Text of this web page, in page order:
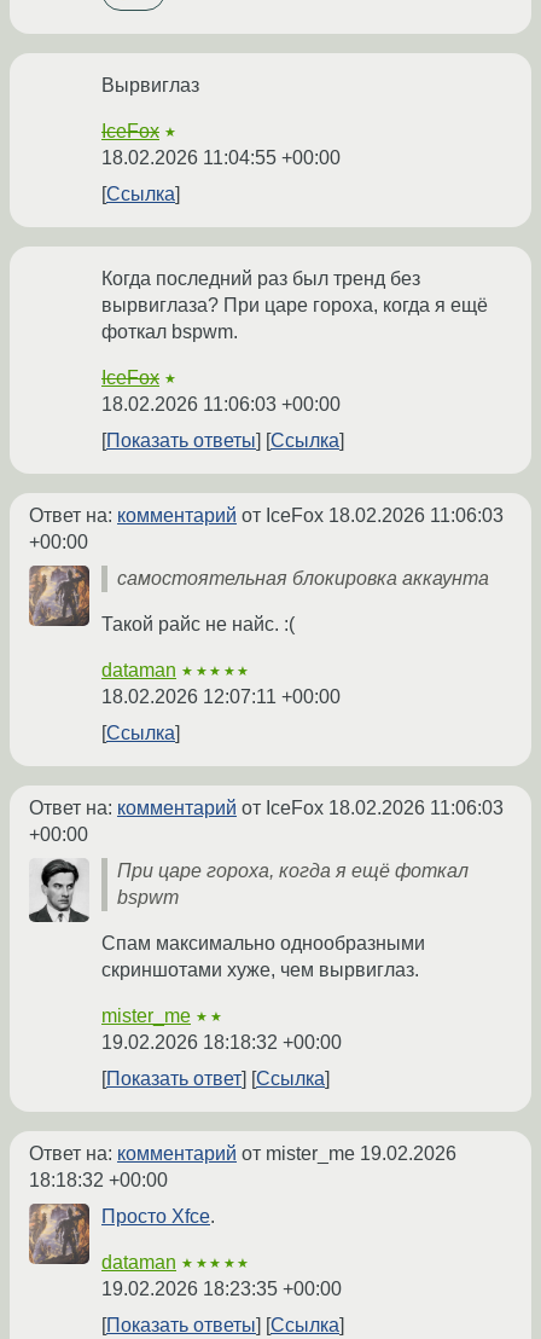
Вырвиглаз
IceFox ★
18.02.2026 11:04:55 +00:00
Ссылка
Когда последний раз был тренд без
вырвиглаза? При царе гороха, когда я ещё
фоткал bspwm.
IceFox ★
18.02.2026 11:06:03 +00:00
Показать ответы
Ссылка
Ответ на: комментарий от IceFox 18.02.2026 11:06:03
+00:00
самостоятельная блокировка аккаунта
Такой райс не найс. :(
dataman ★★★★★
18.02.2026 12:07:11 +00:00
Ссылка
Ответ на: комментарий от IceFox 18.02.2026 11:06:03
+00:00
При царе гороха, когда я ещё фоткал
bspwm
Спам максимально однообразными
скриншотами хуже, чем вырвиглаз.
mister_me ★★
19.02.2026 18:18:32 +00:00
Показать ответ
Ссылка
Ответ на: комментарий от mister_me 19.02.2026
18:18:32 +00:00
Просто Xfce.
dataman ★★★★★
19.02.2026 18:23:35 +00:00
Показать ответы
Ссылка